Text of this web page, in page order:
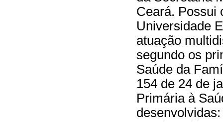
Ceará. Possui
Universidade
atuação
segundo os
Saúde da
154 de 24 de
Primária à